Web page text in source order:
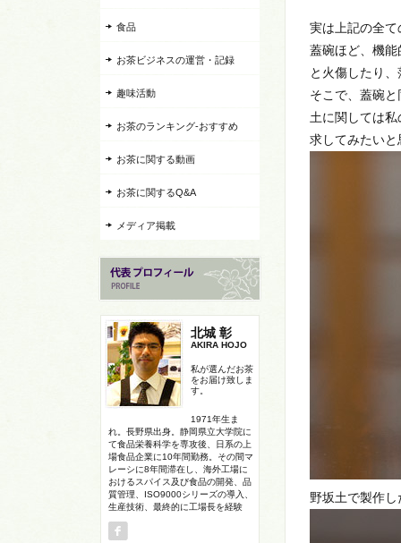
実は上記の全
蓋碗ほど、機
と火傷したり
そこで、蓋碗
土に関しては
求してみたいと
野坂土で製作
食品
お茶ビジネスの運営・記録
趣味活動
お茶のランキング-おすすめ
お茶に関する動画
お茶に関するQ&A
メディア掲載
北城 彰
AKIRA HOJO
私が選んだお茶
をお届け致しま
す。
1971年生ま
れ。長野県出身。静岡県立大学院に
て食品栄養科学を専攻後、日系の上
場食品企業に10年間勤務。その間マ
レーシに8年間滞在し、海外工場に
おけるスパイス及び食品の開発、品
質管理、ISO9000シリーズの導入、
生産技術、最終的に工場長を経験